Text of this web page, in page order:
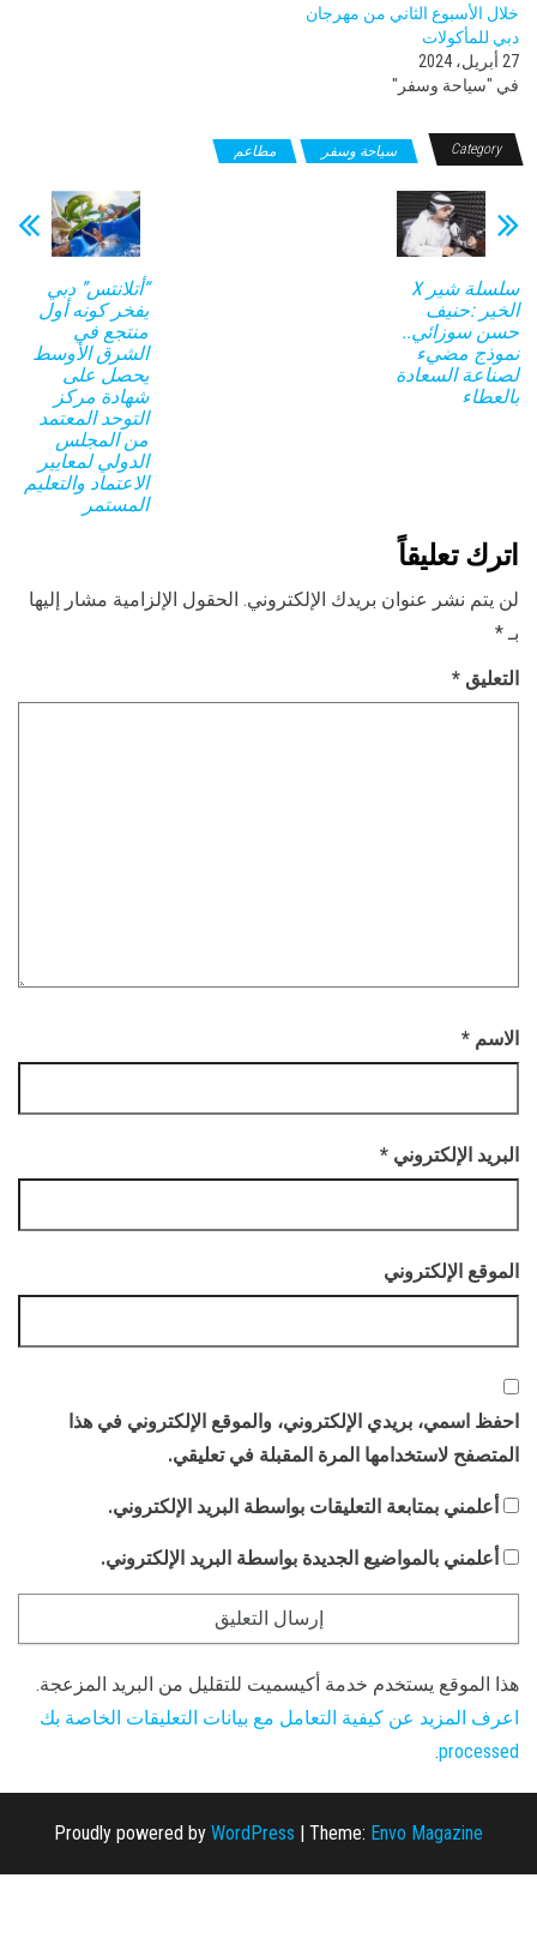
خلال الأسبوع الثاني من مهرجان
دبي للمأكولات
27 أبريل، 2024
في "سياحة وسفر"
Category سياحة وسفر مطاعم
“أتلانتس” دبي
يفخر كونه أول
منتجع في
الشرق الأوسط
يحصل على
شهادة مركز
التوحد المعتمد
من المجلس
الدولي لمعايير
الاعتماد والتعليم
المستمر
سلسلة شير X
الخير :حنيف
حسن سوزائي..
نموذج مضيء
لصناعة السعادة
بالعطاء
اترك تعليقاً
لن يتم نشر عنوان بريدك الإلكتروني. الحقول الإلزامية مشار إليها
بـ*
التعليق *
الاسم *
البريد الإلكتروني *
الموقع الإلكتروني
احفظ اسمي، بريدي الإلكتروني، والموقع الإلكتروني في هذا
المتصفح لاستخدامها المرة المقبلة في تعليقي.
أعلمني بمتابعة التعليقات بواسطة البريد الإلكتروني.
أعلمني بالمواضيع الجديدة بواسطة البريد الإلكتروني.
هذا الموقع يستخدم خدمة أكيسميت للتقليل من البريد المزعجة.
اعرف المزيد عن كيفية التعامل مع بيانات التعليقات الخاصة بك
processed
.
Proudly powered by WordPress Theme: Envo Magazine